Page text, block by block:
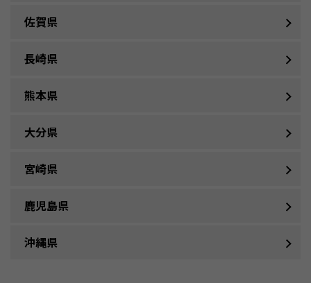
佐賀県
長崎県
熊本県
大分県
宮崎県
鹿児島県
沖縄県